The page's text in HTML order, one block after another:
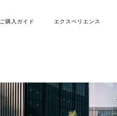
ご購入ガイド エクスペリエンス